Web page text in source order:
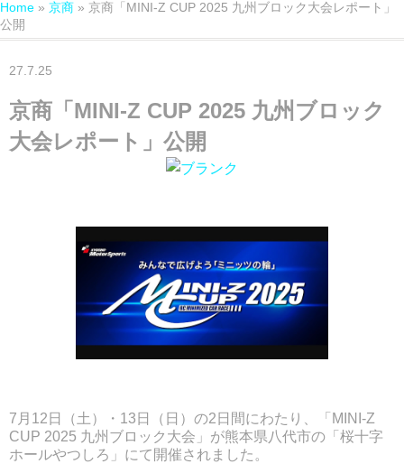
Home » 京商 » 京商「MINI-Z CUP 2025 九州ブロック大会レポート」
公開
27.7.25
京商「MINI-Z CUP 2025 九州ブロック
大会レポート」公開
7月12日（土）・13日（日）の2日間にわたり、「MINI-Z
CUP 2025 九州ブロック大会」が熊本県八代市の「桜十字
ホールやつしろ」にて開催されました。